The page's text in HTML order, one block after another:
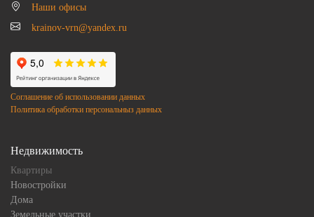
Наши офисы
krainov-vrn@yandex.ru
Соглашение об использовании данных
Политика обработки персональныз данных
Недвижимость
Квартиры
Новостройки
Дома
Земельные участки